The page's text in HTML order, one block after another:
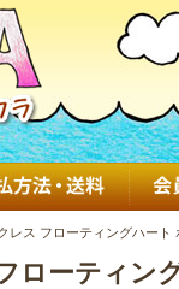
レス フローティングハート
ローティン